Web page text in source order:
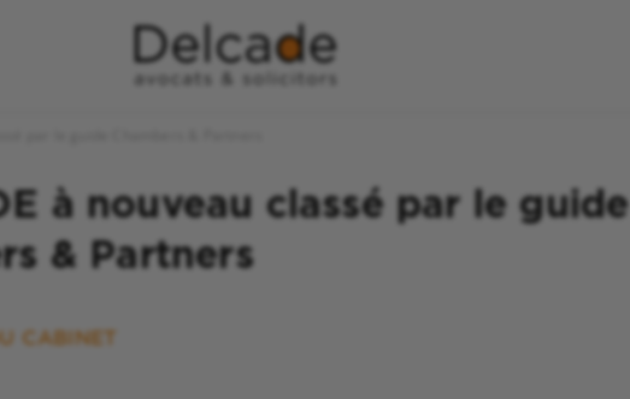
à nouveau classé par le guide
& Partners
CABINET